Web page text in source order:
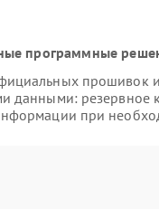
программные
прошивок и
данными: резервное
при